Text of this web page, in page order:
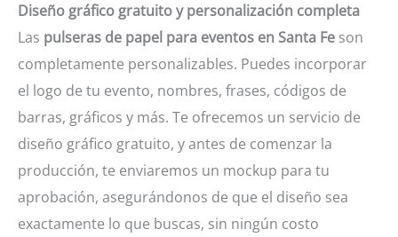
Diseño gráfico gratuito y personalización completa
Las pulseras de papel para eventos en Santa Fe son
completamente personalizables. Puedes incorporar
el logo de tu evento, nombres, frases, códigos de
barras, gráficos y más. Te ofrecemos un servicio de
diseño gráfico gratuito, y antes de comenzar la
producción, te enviaremos un mockup para tu
aprobación, asegurándonos de que el diseño sea
exactamente lo que buscas, sin ningún costo